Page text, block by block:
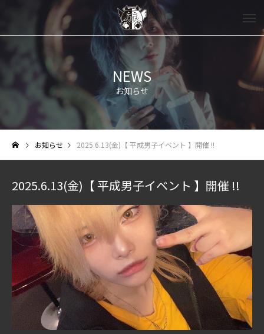
NEWS
お知らせ
お知らせ 2025.6.13(金)【 平成男子イベント 】開催 !!
2025.6.13(金)【 平成男子イベント 】開催 !!